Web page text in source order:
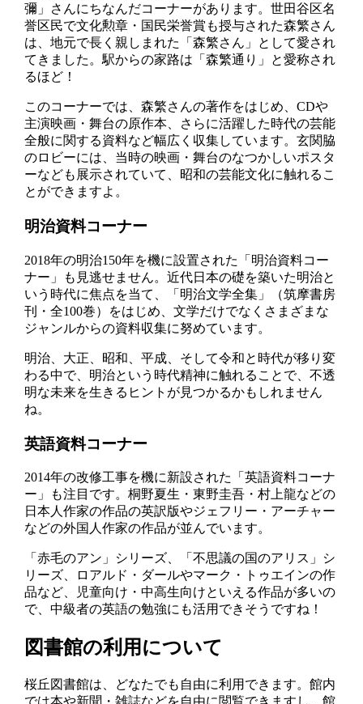
彌」さんにちなんだコーナーがあります。世田谷区名
誉区民で文化勲章・国民栄誉賞も授与された森繁さん
は、地元で長く親しまれた「森繁さん」として愛され
てきました。駅からの家路は「森繁通り」と愛称され
るほど！
このコーナーでは、森繁さんの著作をはじめ、CDや
主演映画・舞台の原作本、さらに活躍した時代の芸能
全般に関する資料など幅広く収集しています。玄関脇
のロビーには、当時の映画・舞台のなつかしいポスタ
ーなども展示されていて、昭和の芸能文化に触れるこ
とができますよ。
明治資料コーナー
2018年の明治150年を機に設置された「明治資料コー
ナー」も見逃せません。近代日本の礎を築いた明治と
いう時代に焦点を当て、「明治文学全集」（筑摩書房
刊・全100巻）をはじめ、文学だけでなくさまざまな
ジャンルからの資料収集に努めています。
明治、大正、昭和、平成、そして令和と時代が移り変
わる中で、明治という時代精神に触れることで、不透
明な未来を生きるヒントが見つかるかもしれません
ね。
英語資料コーナー
2014年の改修工事を機に新設された「英語資料コーナ
ー」も注目です。桐野夏生・東野圭吾・村上龍などの
日本人作家の作品の英訳版やジェフリー・アーチャー
などの外国人作家の作品が並んでいます。
「赤毛のアン」シリーズ、「不思議の国のアリス」シ
リーズ、ロアルド・ダールやマーク・トゥエインの作
品など、児童向け・中高生向けといえる作品が多いの
で、中級者の英語の勉強にも活用できそうですね！
図書館の利用について
桜丘図書館は、どなたでも自由に利用できます。館内
では本や新聞・雑誌などを自由に閲覧できますし、館